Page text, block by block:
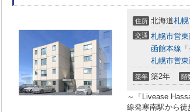
住所 北海道札
交通 札幌市営東
函館本線 「
札幌市営東
築年 築2年 階
～「Livease
線発寒南駅から